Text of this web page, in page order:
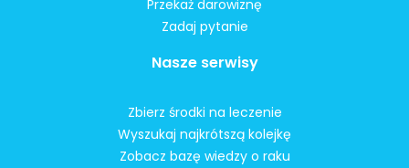
Przekaż darowiznę
Zadaj pytanie
Nasze serwisy
Zbierz środki na leczenie
Wyszukaj najkrótszą kolejkę
Zobacz bazę wiedzy o raku